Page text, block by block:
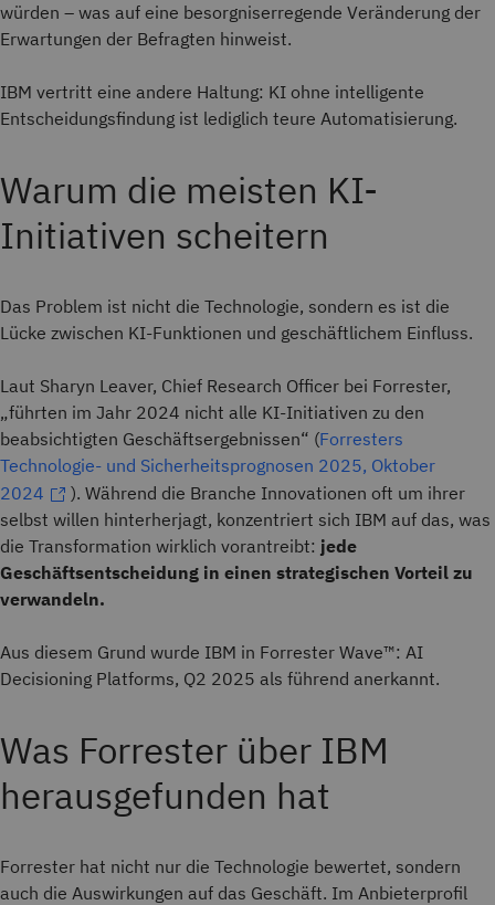
würden – was auf eine besorgniserregende Veränderung der
Erwartungen der Befragten hinweist.
IBM vertritt eine andere Haltung: KI ohne intelligente
Entscheidungsfindung ist lediglich teure Automatisierung.
Warum die meisten KI-
Initiativen scheitern
Das Problem ist nicht die Technologie, sondern es ist die
Lücke zwischen KI-Funktionen und geschäftlichem Einfluss.
Laut Sharyn Leaver, Chief Research Officer bei Forrester,
„führten im Jahr 2024 nicht alle KI-Initiativen zu den
beabsichtigten Geschäftsergebnissen“ (Forresters
Technologie- und Sicherheitsprognosen 2025, Oktober
2024
). Während die Branche Innovationen oft um ihrer
selbst willen hinterherjagt, konzentriert sich IBM auf das, was
die Transformation wirklich vorantreibt: jede
Geschäftsentscheidung in einen strategischen Vorteil zu
verwandeln.
Aus diesem Grund wurde IBM in Forrester Wave™: AI
Decisioning Platforms, Q2 2025 als führend anerkannt.
Was Forrester über IBM
herausgefunden hat
Forrester hat nicht nur die Technologie bewertet, sondern
auch die Auswirkungen auf das Geschäft. Im Anbieterprofil